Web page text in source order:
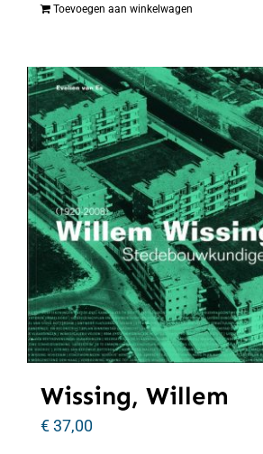
Toevoegen aan winkelwagen
Wissing, Willem
€37,00